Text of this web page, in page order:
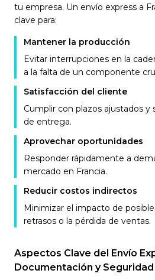
tu empresa. Un envío express a
clave para:
Mantener la producción
Evitar interrupciones en la
a la falta de un componente
Satisfacción del cliente
Cumplir con plazos ajustados y
de entrega.
Aprovechar oportunidades
Responder rápidamente a
mercado en Francia.
Reducir costos indirectos
Minimizar el impacto de
retrasos o la pérdida de ventas.
Aspectos Clave del Envío
Documentación y Seguridad